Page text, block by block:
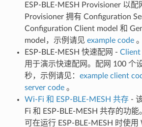
ESP-BLE-MESH Provisioner 以配
Provisioner 拥有 Configuration
Configuration Client model 和
model，示例请见 example code 。
ESP-BLE-MESH 快速配网 - Client
用于演示快速配网。配网 100 个
秒，示例请见： example client
server code 。
Wi-Fi 和 ESP-BLE-MESH 共存 -
Fi 和 ESP-BLE-MESH 共存的功
可在运行 ESP-BLE-MESH 时使